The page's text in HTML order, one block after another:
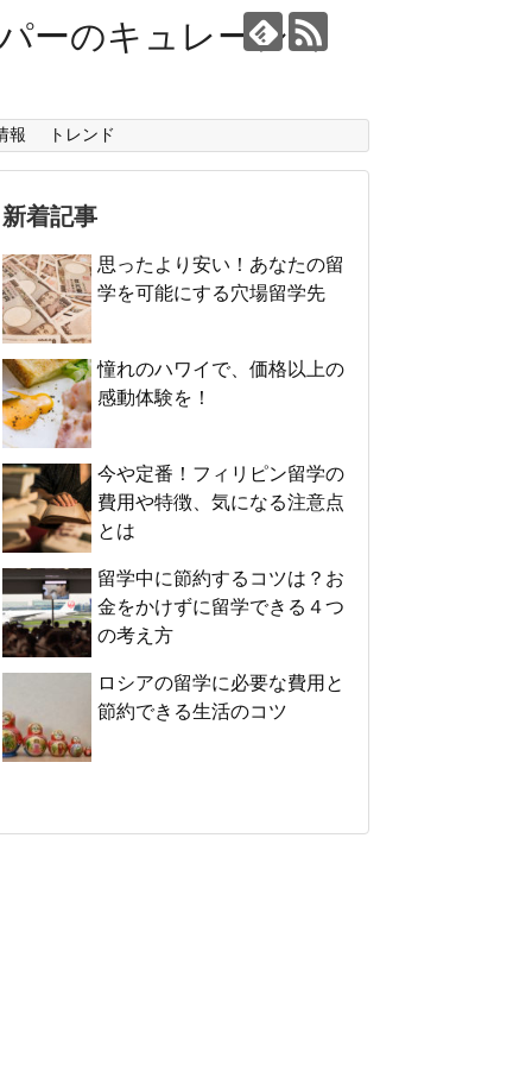
ーのキュレーショ
報 トレンド
新着記事
思ったより安い！あなたの留
学を可能にする穴場留学先
憧れのハワイで、価格以上の
感動体験を！
今や定番！フィリピン留学の
費用や特徴、気になる注意点
とは
留学中に節約するコツは？お
金をかけずに留学できる４つ
の考え方
ロシアの留学に必要な費用と
節約できる生活のコツ